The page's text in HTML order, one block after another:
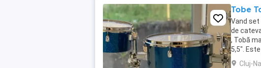
Tobe
Vand
de
, Tobă
5,5".
Nu trimit
Cluj-